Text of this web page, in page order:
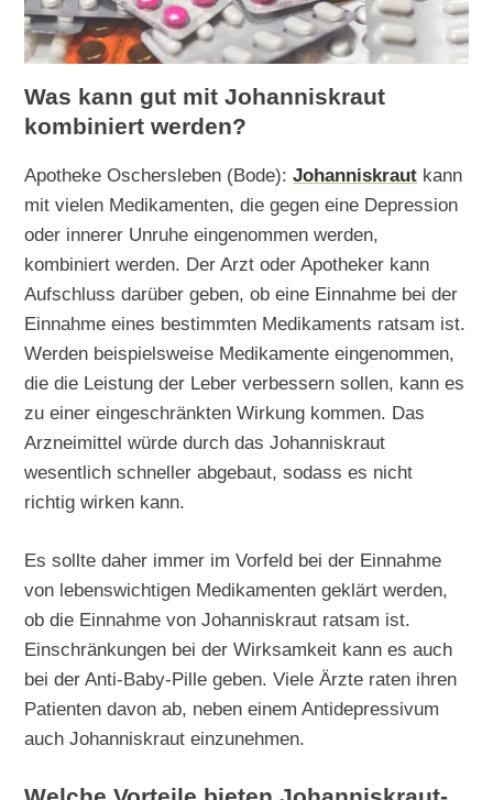
Was kann gut mit Johanniskraut
kombiniert werden?
Apotheke Oschersleben (Bode):Johanniskraut kann
mit vielen Medikamenten, die gegen eine Depression
oder innerer Unruhe eingenommen werden,
kombiniert werden. Der Arzt oder Apotheker kann
Aufschluss darüber geben, ob eine Einnahme bei der
Einnahme eines bestimmten Medikaments ratsam ist.
Werden beispielsweise Medikamente eingenommen,
die die Leistung der Leber verbessern sollen, kann es
zu einer eingeschränkten Wirkung kommen. Das
Arzneimittel würde durch das Johanniskraut
wesentlich schneller abgebaut, sodass es nicht
richtig wirken kann.
Es sollte daher immer im Vorfeld bei der Einnahme
von lebenswichtigen Medikamenten geklärt werden,
ob die Einnahme von Johanniskraut ratsam ist.
Einschränkungen bei der Wirksamkeit kann es auch
bei der Anti-Baby-Pille geben. Viele Ärzte raten ihren
Patienten davon ab, neben einem Antidepressivum
auch Johanniskraut einzunehmen.